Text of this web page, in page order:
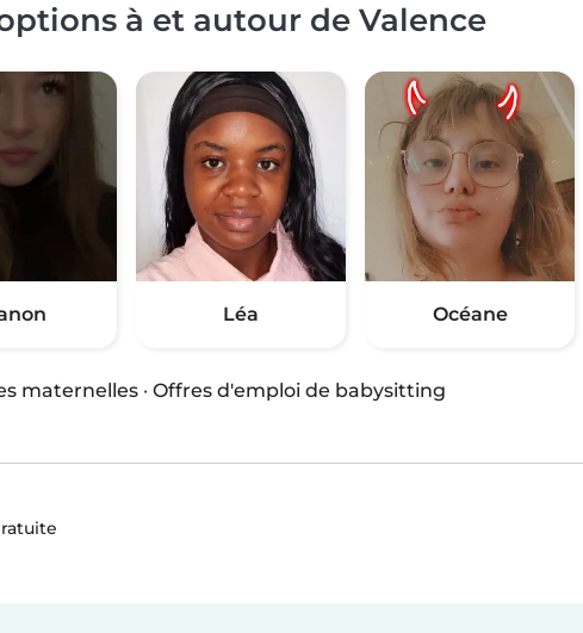
à et autour de Valence
Léa Océane
maternelles · Offres d'emploi de babysitting